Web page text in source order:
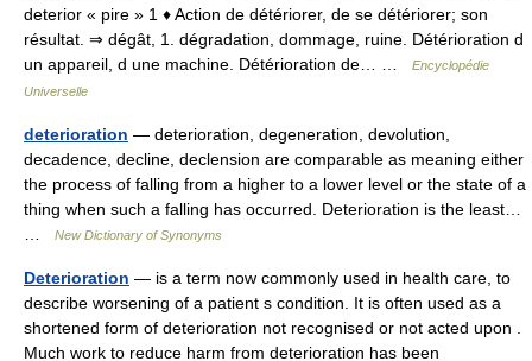
deterior « pire » 1 ♦ Action de détériorer, de se détériorer; son
résultat. ⇒ dégât, 1. dégradation, dommage, ruine. Détérioration d
un appareil, d une machine. Détérioration de… …
Encyclopédie
Universelle
deterioration — deterioration, degeneration, devolution,
decadence, decline, declension are comparable as meaning either
the process of falling from a higher to a lower level or the state of a
thing when such a falling has occurred. Deterioration is the least…
New Dictionary of Synonyms
Deterioration — is a term now commonly used in health care, to
describe worsening of a patient s condition. It is often used as a
shortened form of deterioration not recognised or not acted upon .
Much work to reduce harm from deterioration has been